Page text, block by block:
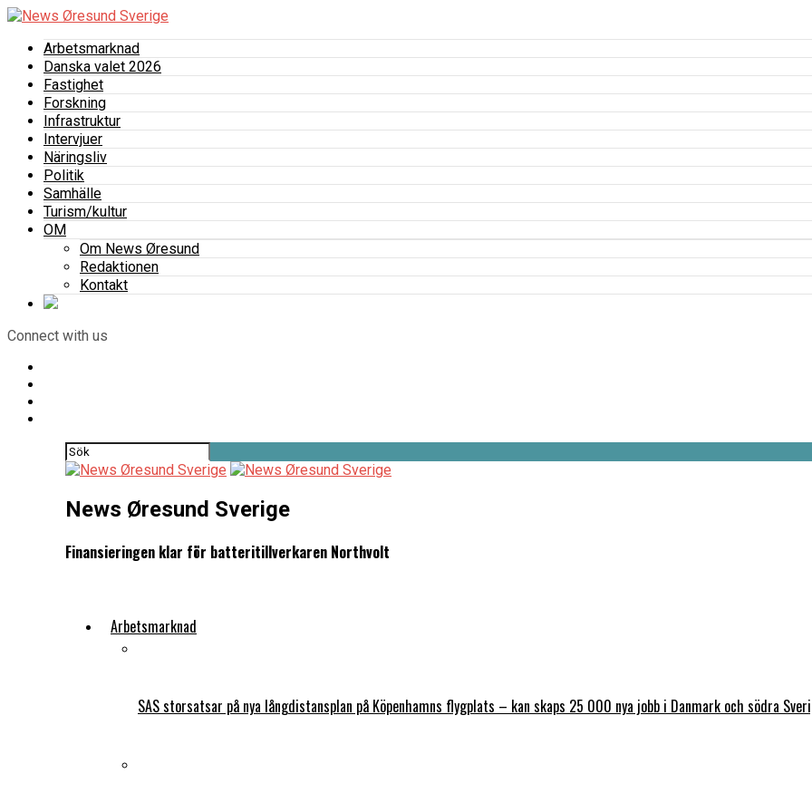
Arbetsmarknad
Danska valet 2026
Fastighet
Forskning
Infrastruktur
Intervjuer
Näringsliv
Politik
Samhälle
Turism/kultur
OM
Om News Øresund
Redaktionen
Kontakt
Connect with us
News Øresund Sverige
Finansieringen klar för batteritillverkaren Northvolt
Arbetsmarknad
SAS storsatsar på nya långdistansplan på Köpenhamns flygplats – kan skaps 25 000 nya jobb i Danmark och södra